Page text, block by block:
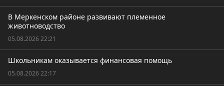
В Меркенском районе развивают племенное
животноводство
05.08.2026 22:21
Школьникам оказывается финансовая помощь
05.08.2026 22:17